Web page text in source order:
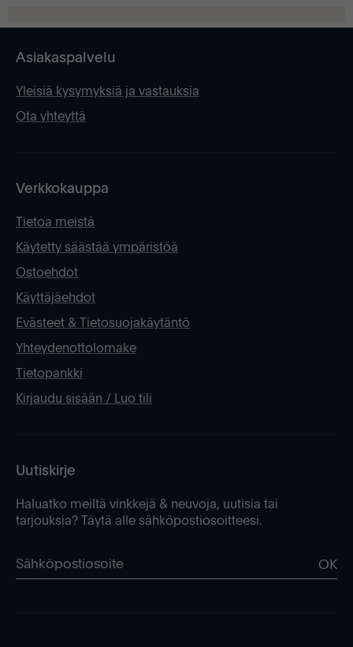
Asiakaspalvelu
Yleisiä kysymyksiä ja vastauksia
Ota yhteyttä
Verkkokauppa
Tietoa meistä
Käytetty säästää ympäristöä
Ostoehdot
Käyttäjäehdot
Evästeet & Tietosuojakäytäntö
Yhteydenottolomake
Tietopankki
Kirjaudu sisään / Luo tili
Uutiskirje
Haluatko meiltä vinkkejä & neuvoja, uutisia tai
tarjouksia? Täytä alle sähköpostiosoitteesi.
OK